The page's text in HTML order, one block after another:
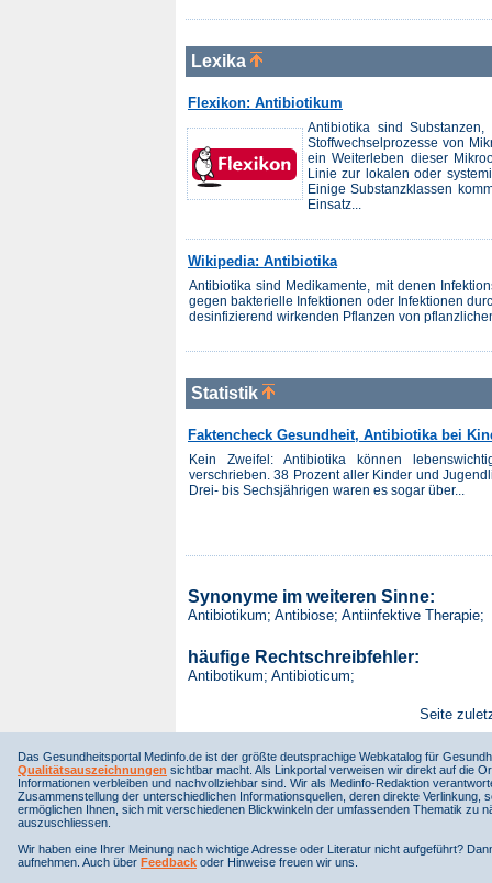
Lexika
Flexikon: Antibiotikum
Antibiotika sind
Stoffwechselprozesse von
ein Weiterleben dieser
Linie zur lokalen oder
Einige Substanzklassen
Einsatz...
Wikipedia: Antibiotika
Antibiotika sind Medikamente, mit denen
gegen bakterielle Infektionen oder Infektionen
desinfizierend wirkenden Pflanzen von
Statistik
Faktencheck Gesundheit, Antibiotika bei
Kein Zweifel: Antibiotika können
verschrieben. 38 Prozent aller Kinder und
Drei- bis Sechsjährigen waren es sogar über...
Synonyme im weiteren Sinne:
Antibiotikum; Antibiose; Antiinfektive Therapie;
häufige Rechtschreibfehler:
Antibotikum; Antibioticum;
Seite
Das Gesundheitsportal Medinfo.de ist der größte deutsprachige Webkatalog für
Qualitätsauszeichnungen sichtbar macht. Als Linkportal verweisen wir direkt auf die
Informationen verbleiben und nachvollziehbar sind. Wir als Medinfo-Redaktion
Zusammenstellung der unterschiedlichen Informationsquellen, deren direkte
ermöglichen Ihnen, sich mit verschiedenen Blickwinkeln der umfassenden Thematik
auszuschliessen.
Wir haben eine Ihrer Meinung nach wichtige Adresse oder Literatur nicht aufgeführt?
aufnehmen. Auch über Feedback oder Hinweise freuen wir uns.